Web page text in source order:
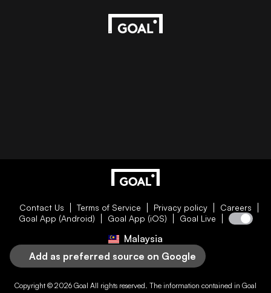
Contact Us Terms of Service Privacy policy
Careers
Goal App (Android)
Goal App (iOS) Goal Live
Malaysia
Add as preferred source on Google
Copyright © 2026 Goal All rights reserved. The information contained in Goal